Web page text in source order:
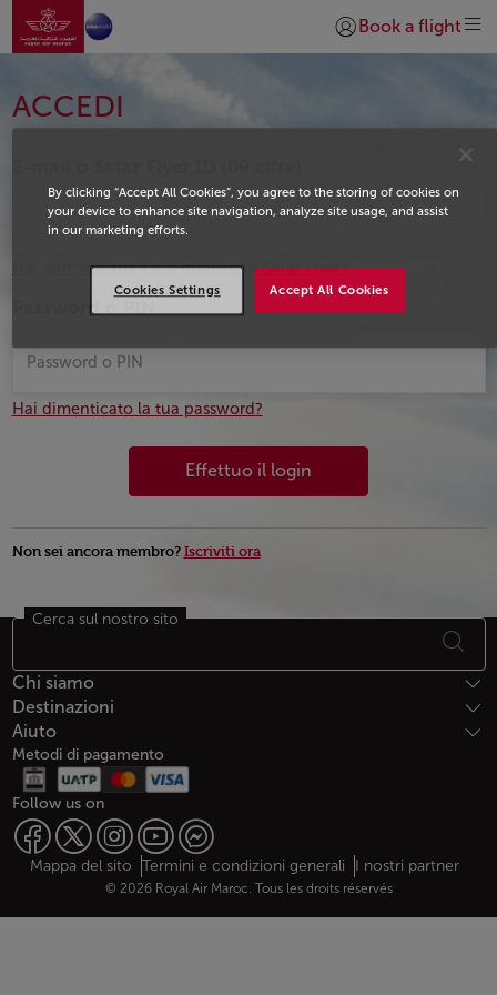
Skip to Main Content
Vai alla home page
Accedi | Unisciti)
Book a flight
Login
ACCEDI
Hai dimenticato il tuo numero di Safar Flyer?
Password o PIN
Hai dimenticato la tua password?
Effettuo il login
Non sei ancora membro? Iscriviti ora
Piè di pagina Mappa del sito
Cerca sul nostro sito
Chi siamo
Destinazioni
Aiuto
Metodi di pagamento
Follow us on
Web map links
$Title.getData()
Mappa del sito Termini e condizioni generali I nostri partner
© 2026 Royal Air Maroc. Tous les droits réservés
By clicking “Accept All Cookies”, you agree to the storing of cookies on
your device to enhance site navigation, analyze site usage, and assist
in our marketing efforts.
Accept All Cookies
Cookies Settings